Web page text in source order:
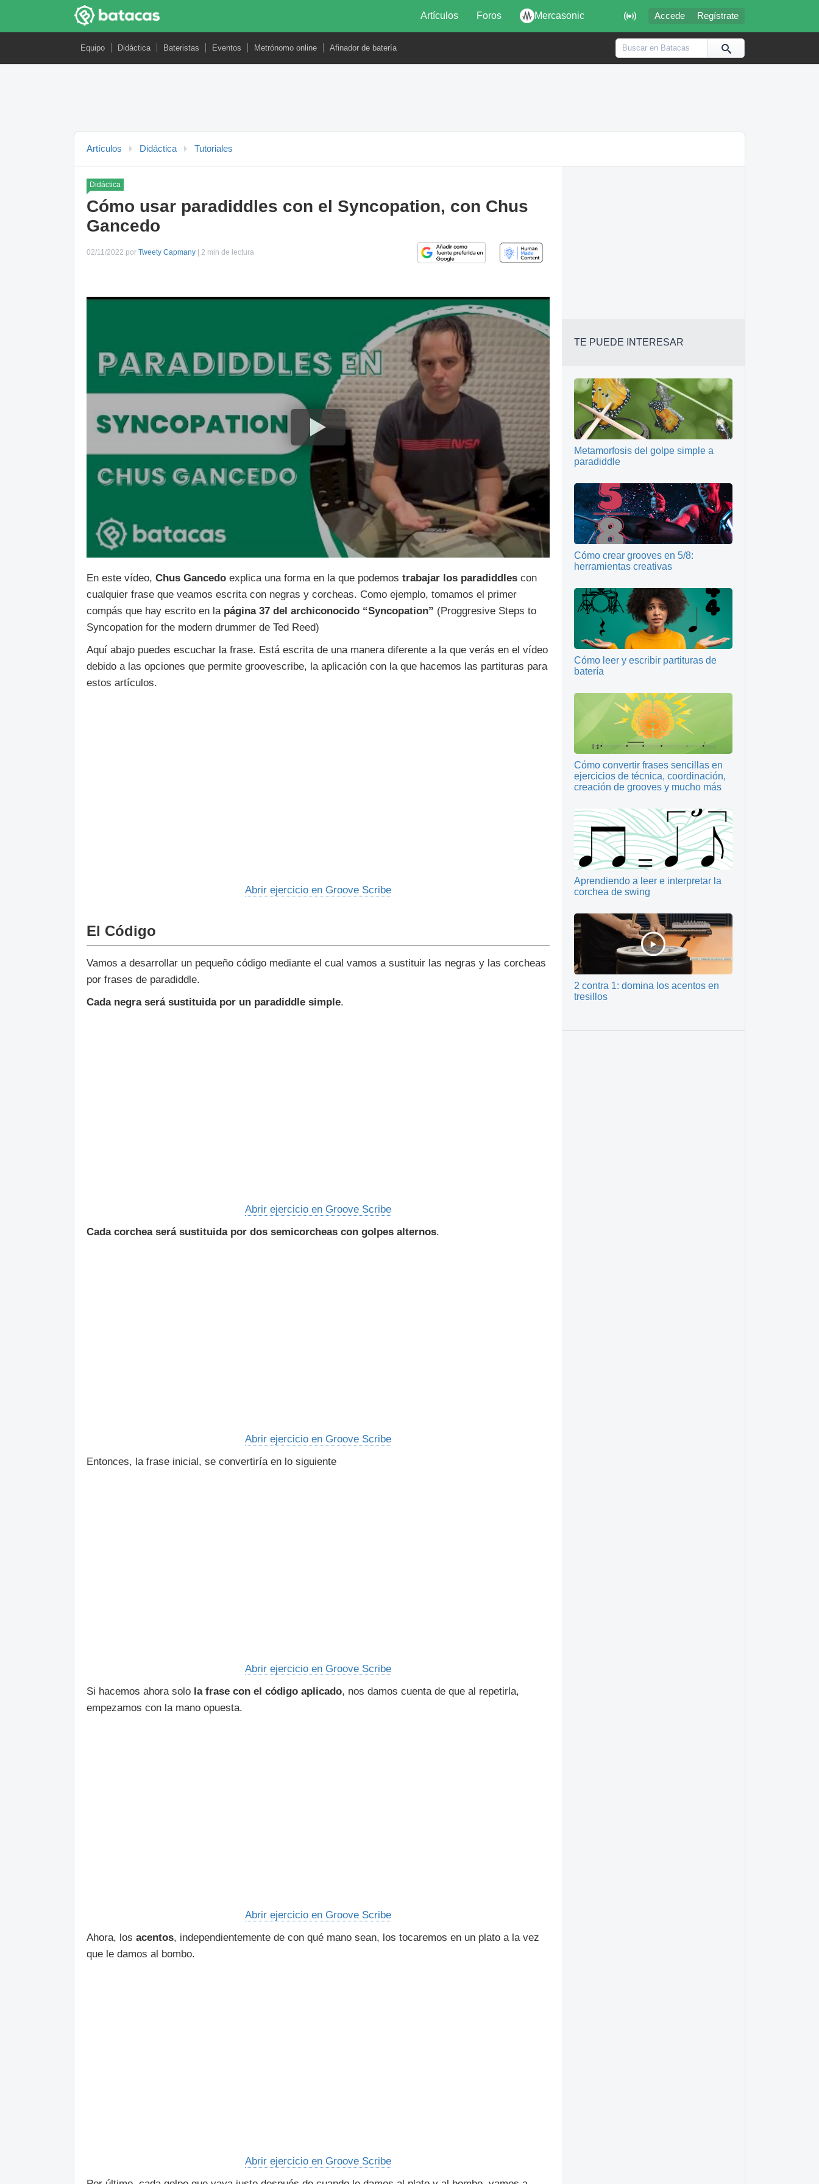
 Accede Regístrate
Artículos Foros Mercasonic
Equipo Didáctica Bateristas Eventos Metrónomo online Afinador de batería
Artículos Didáctica Tutoriales
Didáctica
Cómo usar paradiddles con el Syncopation, con Chus
Gancedo
02/11/2022 por Tweety Capmany | 2 min de lectura
En este vídeo, Chus Gancedo explica una forma en la que podemos trabajar los paradiddles con
cualquier frase que veamos escrita con negras y corcheas. Como ejemplo, tomamos el primer
compás que hay escrito en la página 37 del archiconocido “Syncopation” (Proggresive Steps to
Syncopation for the modern drummer de Ted Reed)
Aquí abajo puedes escuchar la frase. Está escrita de una manera diferente a la que verás en el vídeo
debido a las opciones que permite groovescribe, la aplicación con la que hacemos las partituras para
estos artículos.
Abrir ejercicio en Groove Scribe
El Código
Vamos a desarrollar un pequeño código mediante el cual vamos a sustituir las negras y las corcheas
por frases de paradiddle.
Cada negra será sustituida por un paradiddle simple.
Abrir ejercicio en Groove Scribe
Cada corchea será sustituida por dos semicorcheas con golpes alternos.
Abrir ejercicio en Groove Scribe
Entonces, la frase inicial, se convertiría en lo siguiente
Abrir ejercicio en Groove Scribe
Si hacemos ahora solo la frase con el código aplicado, nos damos cuenta de que al repetirla,
empezamos con la mano opuesta.
Abrir ejercicio en Groove Scribe
Ahora, los acentos, independientemente de con qué mano sean, los tocaremos en un plato a la vez
que le damos al bombo.
Abrir ejercicio en Groove Scribe
TE PUEDE INTERESAR
Metamorfosis del golpe simple a
paradiddle
Cómo crear grooves en 5/8:
herramientas creativas
Cómo leer y escribir partituras de
batería
Cómo convertir frases sencillas en
ejercicios de técnica, coordinación,
creación de grooves y mucho más
Aprendiendo a leer e interpretar la
corchea de swing
2 contra 1: domina los acentos en
tresillos